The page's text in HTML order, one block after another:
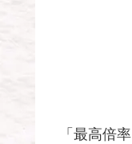
「最高倍